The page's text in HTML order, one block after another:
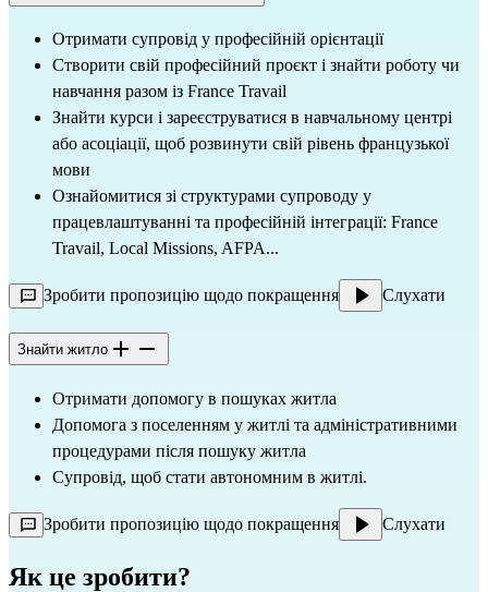
Отримати супровід у професійній орієнтації
Створити свій професійний проєкт і знайти роботу чи
навчання разом із France Travail
Знайти курси і зареєструватися в навчальному центрі
або асоціації, щоб розвинути свій рівень французької
мови
Ознайомитися зі структурами супроводу у
працевлаштуванні та професійній інтеграції: France
Travail, Local Missions, AFPA...
Зробити пропозицію щодо покращення Слухати
Знайти житло
Отримати допомогу в пошуках житла
Допомога з поселенням у житлі та адміністративними
процедурами після пошуку житла
Супровід, щоб стати автономним в житлі.
Зробити пропозицію щодо покращення Слухати
Як це зробити?